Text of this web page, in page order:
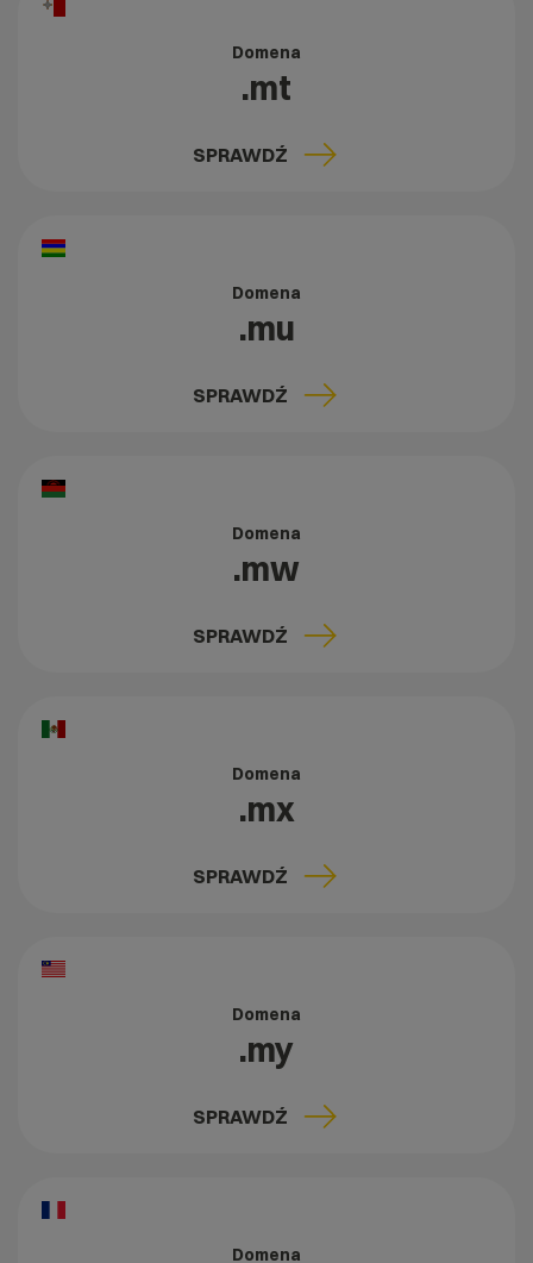
Domena
.mt
SPRAWDŹ
Domena
.mu
SPRAWDŹ
Domena
.mw
SPRAWDŹ
Domena
.mx
SPRAWDŹ
Domena
.my
SPRAWDŹ
Domena